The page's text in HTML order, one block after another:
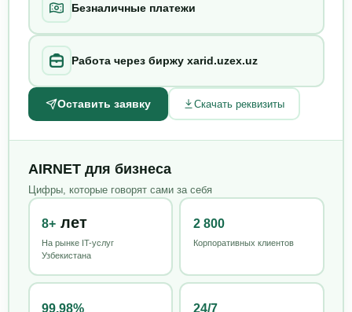
Безналичные платежи
Работа через биржу xarid.uzex.uz
Оставить заявку Скачать реквизиты
AIRNET для бизнеса
Цифры, которые говорят сами за себя
8+ лет
На рынке IT-услуг
Узбекистана
2 800
Корпоративных клиентов
99.98% 24/7